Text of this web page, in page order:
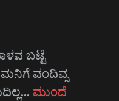
ಬಟ್ಟೆ
ಮನಿಗೆ ವಂದಿವ್ಸ
ಮುಂದೆ